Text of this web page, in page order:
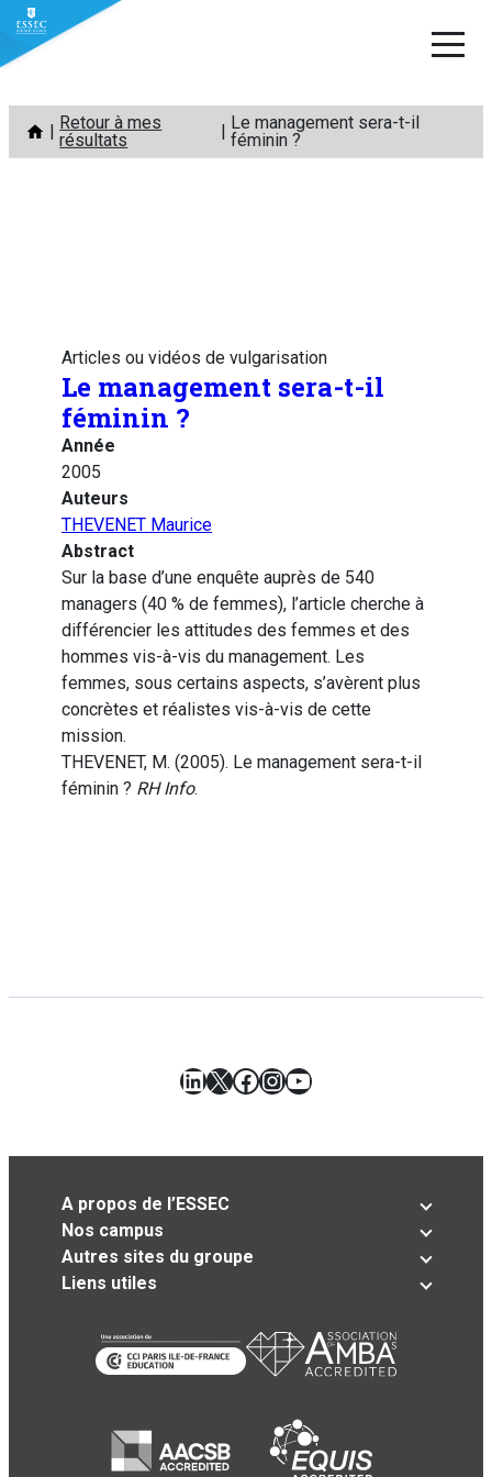
Aller
contenu
Retour à mes
résultats
Le management sera-t-il
féminin ?
Articles ou vidéos de vulgarisation
Le management sera-t-il
féminin ?
Année
2005
Auteurs
THEVENET Maurice
Abstract
Sur la base d’une enquête auprès de 540
managers (40 % de femmes), l’article cherche à
différencier les attitudes des femmes et des
hommes vis-à-vis du management. Les
femmes, sous certains aspects, s’avèrent plus
concrètes et réalistes vis-à-vis de cette
mission.
THEVENET, M. (2005). Le management sera-t-il
féminin ? RH Info.
LinkedIn
X Facebook
Instagram
YouTube
A propos de l’ESSEC
Nos campus
Autres sites du groupe
Liens utiles